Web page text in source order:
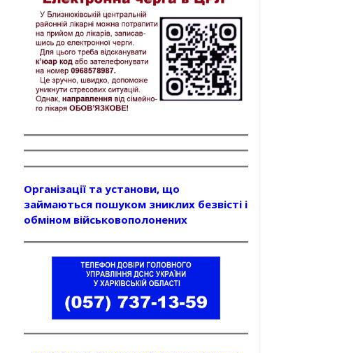
Організації та установи, що
займаються пошуком зниклих безвісті і
обміном військовополонених